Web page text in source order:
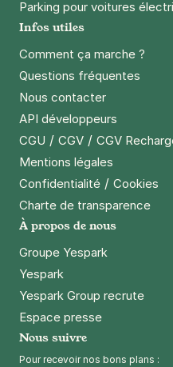
Parking pour voitures
Infos utiles
Comment ça marche ?
Questions fréquentes
Nous contacter
API développeurs
CGU / CGV / CGV
Mentions légales
Confidentialité / Cookies
Charte de transparence
À propos de nous
Groupe Yespark
Yespark
Yespark Group recrute
Espace presse
Nous suivre
Pour recevoir nos bons plans :